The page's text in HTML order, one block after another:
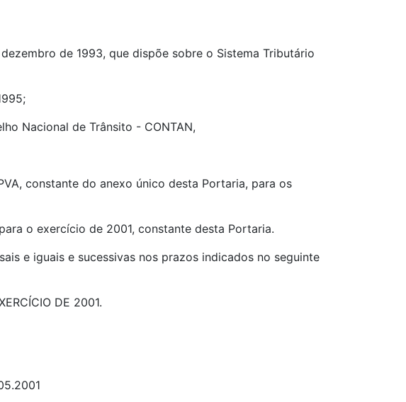
de 1993, que dispõe sobre o Sistema Tributário
Nacional de Trânsito - CONTAN,
constante do anexo único desta Portaria, para os
o exercício de 2001, constante desta Portaria.
e iguais e sucessivas nos prazos indicados no seguinte
DE 2001.